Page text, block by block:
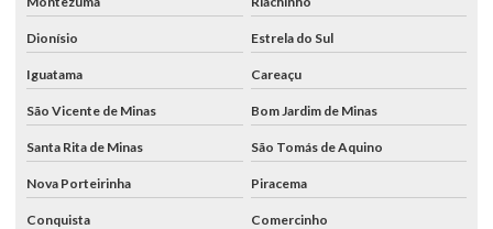
Dionísio Estrela do Sul
Iguatama Careaçu
São Vicente de Minas Bom Jardim de Minas
Santa Rita de Minas São Tomás de Aquino
Nova Porteirinha Piracema
Conquista Comercinho